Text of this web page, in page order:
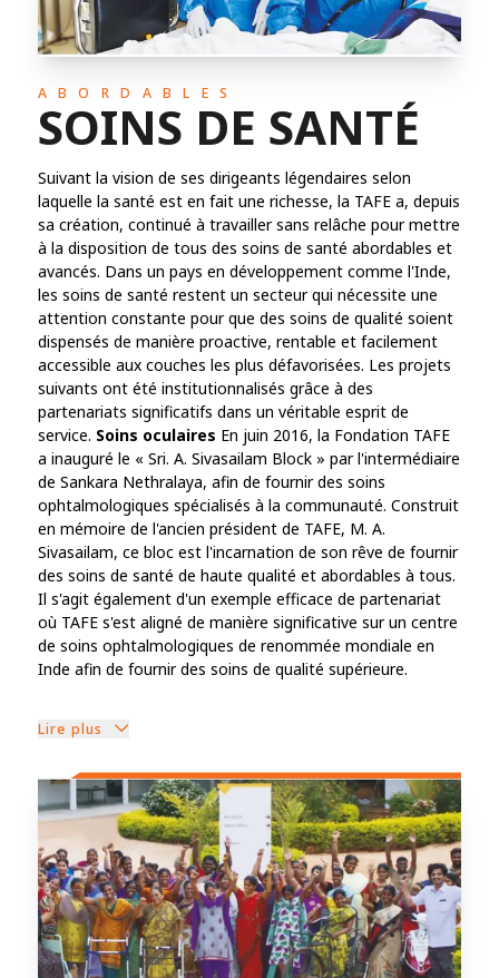
ABORDABLES
SOINS DE SANTÉ
Suivant la vision de ses dirigeants légendaires selon
laquelle la santé est en fait une richesse, la TAFE a, depuis
sa création, continué à travailler sans relâche pour mettre
à la disposition de tous des soins de santé abordables et
avancés. Dans un pays en développement comme l'Inde,
les soins de santé restent un secteur qui nécessite une
attention constante pour que des soins de qualité soient
dispensés de manière proactive, rentable et facilement
accessible aux couches les plus défavorisées. Les projets
suivants ont été institutionnalisés grâce à des
partenariats significatifs dans un véritable esprit de
service. Soins oculaires En juin 2016, la Fondation TAFE
a inauguré le « Sri. A. Sivasailam Block » par l'intermédiaire
de Sankara Nethralaya, afin de fournir des soins
ophtalmologiques spécialisés à la communauté. Construit
en mémoire de l'ancien président de TAFE, M. A.
Sivasailam, ce bloc est l'incarnation de son rêve de fournir
des soins de santé de haute qualité et abordables à tous.
Il s'agit également d'un exemple efficace de partenariat
où TAFE s'est aligné de manière significative sur un centre
de soins ophtalmologiques de renommée mondiale en
Inde afin de fournir des soins de qualité supérieure.
Lire plus